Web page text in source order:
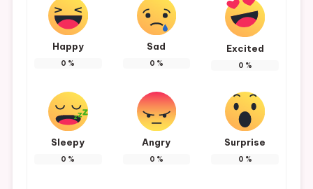
Happy
0 %
Sad
0 %
Excited
0 %
Sleepy
0 %
Angry
0 %
Surprise
0 %